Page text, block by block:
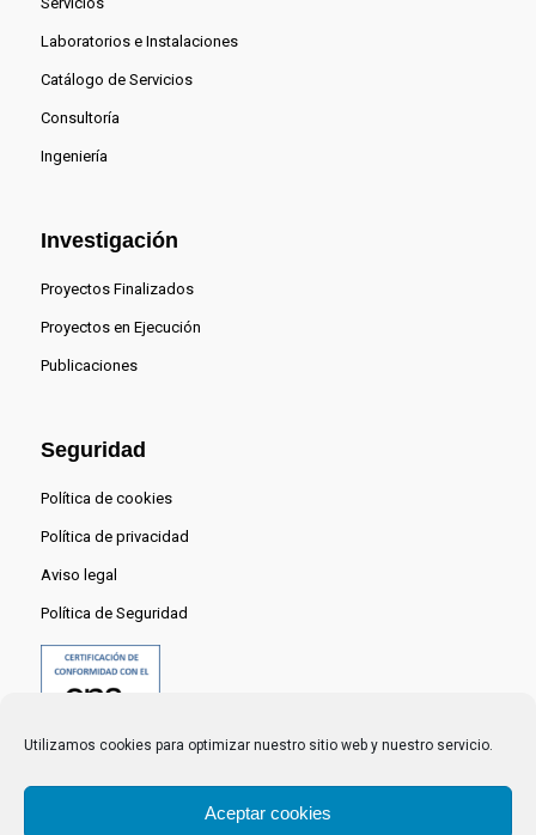
Utilizamos cookies para optimizar nuestro sitio web y nuestro servicio.
Aceptar cookies
Laboratorios e Instalaciones
Catálogo de Servicios
Consultoría
Ingeniería
Investigación
Proyectos Finalizados
Proyectos en Ejecución
Publicaciones
Seguridad
Política de cookies
Política de privacidad
Aviso legal
Política de Seguridad